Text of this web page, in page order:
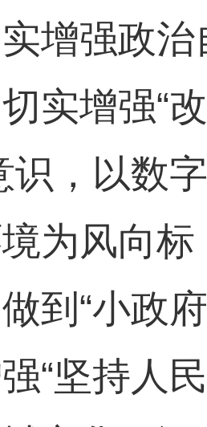
增强政
实增强“
识，以数
为风向
到“小政
“坚持人